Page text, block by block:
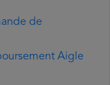
de
Aigle